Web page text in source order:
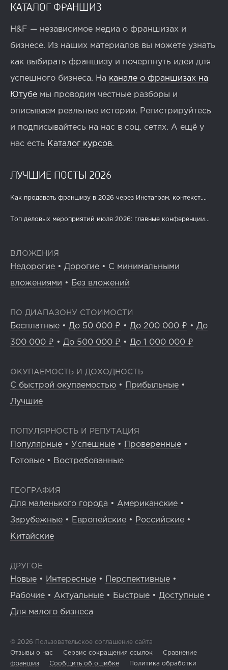
КАТАЛОГ ФРАНШИЗ
H&F — независимое медиа о франшизах и
бизнесе. Из наших материалов вы можете узнать
как выбирать франшизу и почерпнуть идеи для
успешного бизнеса. На канале о франшизах на
Ютубе мы проводим честные разборы и
описываем реальные истории. Регистрируйтесь
и подписывайтесь на нас в соц. сетях. А ещё у
нас есть Каталог курсов.
ЛУЧШИЕ ПОСТЫ 2026
Как продавать франшизу в 2026 через Инстаграм, контекст,...
Топ деловых мероприятий июля 2026: главные конференции...
ВЛОЖЕНИЯ
Недорогие • Дорогие • С минимальными
вложениями • Без вложений
ПО ДИАПАЗОНУ СТОИМОСТИ
Бесплатные • До 50 000 ₽ • До 200 000 ₽ • До
300 000 ₽ • До 500 000 ₽ • До 1 000 000 ₽
ОКУПАЕМОСТЬ И ДОХОДНОСТЬ
С быстрой окупаемостью • Прибыльные •
Лучшие
ПОПУЛЯРНОСТЬ И РЕПУТАЦИЯ
Популярные • Успешные • Проверенные •
Готовые • Востребованные
ГЕОГРАФИЯ
Для маленького города • Американские •
Зарубежные • Европейские • Российские •
Китайские
ДРУГОЕ
Новые • Интересные • Перспективные •
Рабочие • Актуальные • Быстрые • Доступные •
Для малого бизнеса
© 2026 Пользовательское соглашение сайта
Отзывы о нас
Сервис сокращения ссылок
Сравнение
франшиз
Сообщить об ошибке Политика обработки